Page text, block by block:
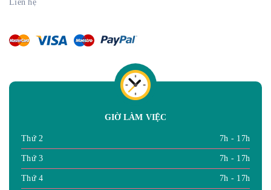
Liên hệ
GIỜ LÀM VIỆC
Thứ 2 7h - 17h
Thứ 3 7h - 17h
Thứ 4 7h - 17h